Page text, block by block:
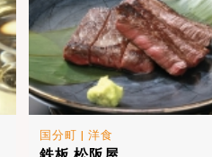
国分町 | 洋食